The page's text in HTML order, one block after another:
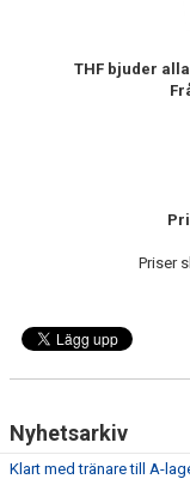
FÖRSÄKRING
THF bjuder
Priser
Nyhetsarkiv
Klart med tränare till A-